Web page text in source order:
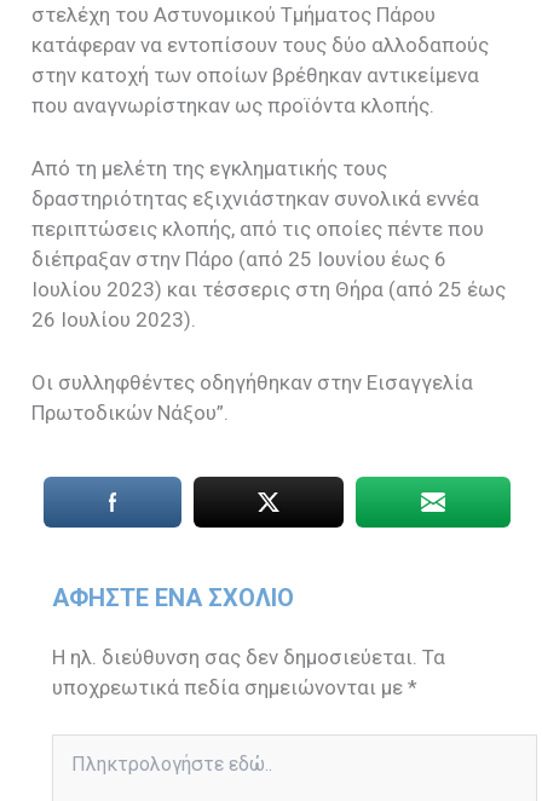
στελέχη του Αστυνομικού Τμήματος Πάρου
κατάφεραν να εντοπίσουν τους δύο αλλοδαπούς
στην κατοχή των οποίων βρέθηκαν αντικείμενα
που αναγνωρίστηκαν ως προϊόντα κλοπής.
Από τη μελέτη της εγκληματικής τους
δραστηριότητας εξιχνιάστηκαν συνολικά εννέα
περιπτώσεις κλοπής, από τις οποίες πέντε που
διέπραξαν στην Πάρο (από 25 Ιουνίου έως 6
Ιουλίου 2023) και τέσσερις στη Θήρα (από 25 έως
26 Ιουλίου 2023).
Οι συλληφθέντες οδηγήθηκαν στην Εισαγγελία
Πρωτοδικών Νάξου”.
ΑΦΉΣΤΕ ΈΝΑ ΣΧΌΛΙΟ
Η ηλ. διεύθυνση σας δεν δημοσιεύεται. Τα
υποχρεωτικά πεδία σημειώνονται με*
εδώ..